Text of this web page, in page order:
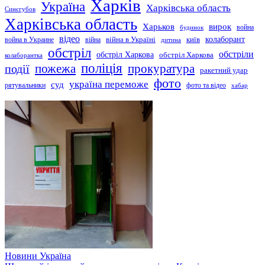
Синєгубов Україна Харків Харківська область
Харківська область Харьков будинок вирок война
война в Украине відео війна війна в Україні дитина київ колаборант
колаборантка обстріл обстріл Харкова обстріл Харкова обстріли
події пожежа поліція прокуратура
ракетний удар
рятувальники
суд україна переможе фото фото та відео хабар
Новини Україна